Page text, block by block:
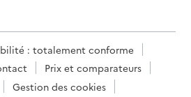
: totalement conforme
Prix et comparateurs
Gestion des cookies